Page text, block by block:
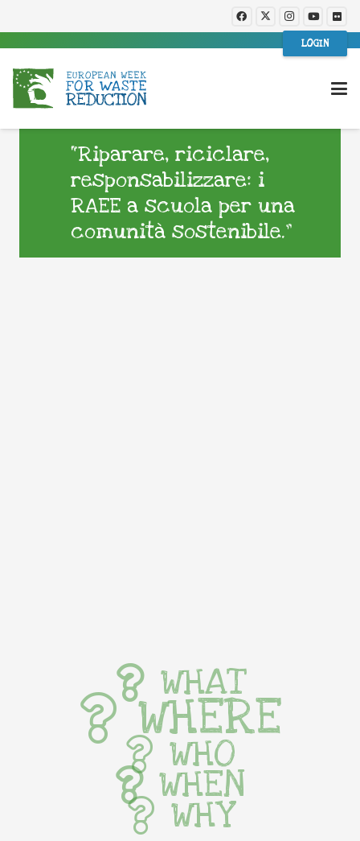
LOGIN
“Riparare, riciclare,
responsabilizzare: i
RAEE a scuola per una
comunità sostenibile.”
WHAT
WHERE
WHO
WHEN
WHY